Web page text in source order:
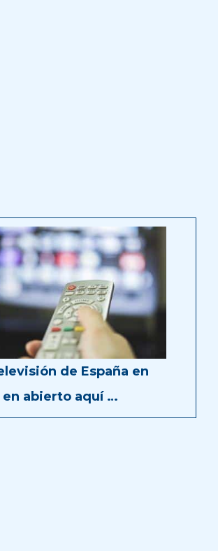
de España en
abierto aquí …